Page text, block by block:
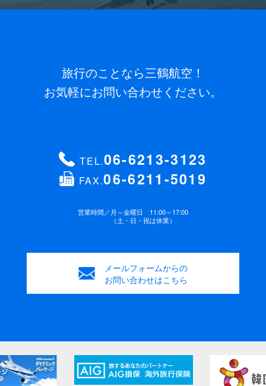
旅行のことなら三鶴航空！
お気軽にお問い合わせください。
TEL.06-6213-3123
FAX.06-6211-5019
営業時間／月～金曜日 11:00～17:00
（土・日・祝は休業）
メールフォームからの
お問い合わせはこちら